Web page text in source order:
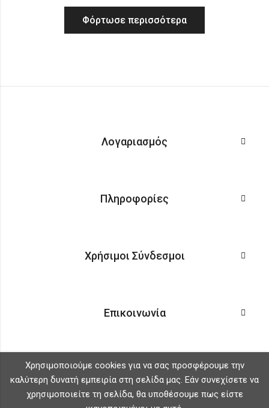
Φόρτωσε περισσότερα
Λογαριασμός
Πληροφορίες
Χρήσιμοι Σύνδεσμοι
Επικοινωνία
Χρησιμοποιούμε cookies για να σας προσφέρουμε την
καλύτερη δυνατή εμπειρία στη σελίδα μας. Εάν συνεχίσετε να
χρησιμοποιείτε τη σελίδα, θα υποθέσουμε πως είστε